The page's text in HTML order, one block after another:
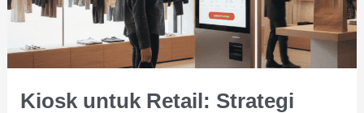
Kiosk untuk Retail: Strategi
Meningkatkan